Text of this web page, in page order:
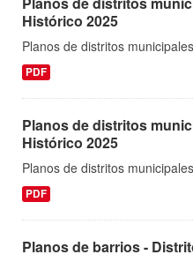
Histórico 2025
Planos de distritos
PDF
Planos de distritos
Histórico 2025
Planos de distritos
PDF
Planos de barrios -